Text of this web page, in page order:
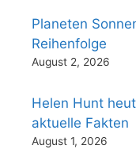
Planeten
Reihenfolge
August 2, 2026
Helen Hunt
aktuelle Fakten
August 1, 2026